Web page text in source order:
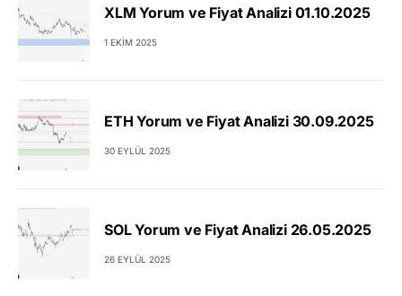
XLM Yorum ve Fiyat Analizi 01.10.2025
1 EKIM 2025
ETH Yorum ve Fiyat Analizi 30.09.2025
30 EYLÜL 2025
SOL Yorum ve Fiyat Analizi 26.05.2025
26 EYLÜL 2025